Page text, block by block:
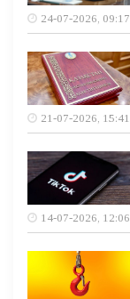
24-07-2026, 09:17
21-07-2026, 15:41
14-07-2026, 12:06